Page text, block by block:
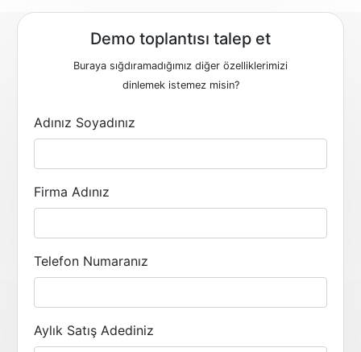
Demo toplantısı talep et
Buraya sığdıramadığımız diğer özelliklerimizi
dinlemek istemez misin?
Adınız Soyadınız
Firma Adınız
Telefon Numaranız
Aylık Satış Adediniz